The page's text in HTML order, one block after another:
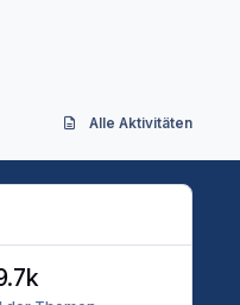
Alle Aktivitäten